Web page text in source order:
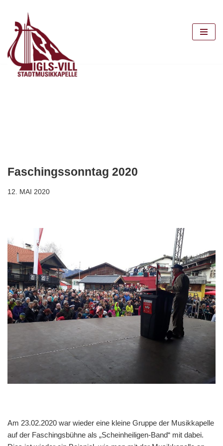
Zum
Inhalt
springen
Faschingssonntag 2020
12. MAI 2020
Am 23.02.2020 war wieder eine kleine Gruppe der Musikkapelle
auf der Faschingsbühne als „Scheinheiligen-Band“ mit dabei.